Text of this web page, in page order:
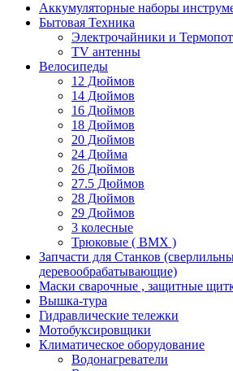
Аккумуляторные наборы
Бытовая Техника
Электрочайники и Термопот
TV антенны
Велосипеды
12 Дюймов
14 Дюймов
16 Дюймов
18 Дюймов
20 Дюймов
24 Дюйма
26 Дюймов
27.5 Дюймов
28 Дюймов
29 Дюймов
3 колесные
Трюковые ( BMX )
Запчасти для Станков
деревообрабатывающие)
Маски сварочные , защитные
Вышка-тура
Гидравлические тележки
Мотобуксировщики
Климатическое оборудование
Водонагреватели